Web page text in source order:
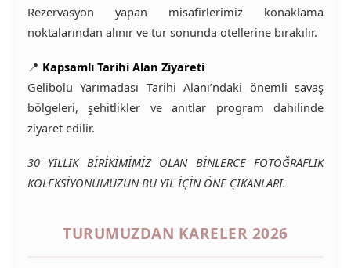
Rezervasyon yapan misafirlerimiz konaklama
noktalarından alınır ve tur sonunda otellerine bırakılır.
📍 Kapsamlı Tarihi Alan Ziyareti
Gelibolu Yarımadası Tarihi Alanı’ndaki önemli savaş
bölgeleri, şehitlikler ve anıtlar program dahilinde
ziyaret edilir.
30 YILLIK BİRİKİMİMİZ OLAN BİNLERCE FOTOĞRAFLIK
KOLEKSİYONUMUZUN BU YIL İÇİN ÖNE ÇIKANLARI.
TURUMUZDAN KARELER 2026